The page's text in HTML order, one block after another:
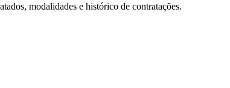
modalidades e histórico de contratações.